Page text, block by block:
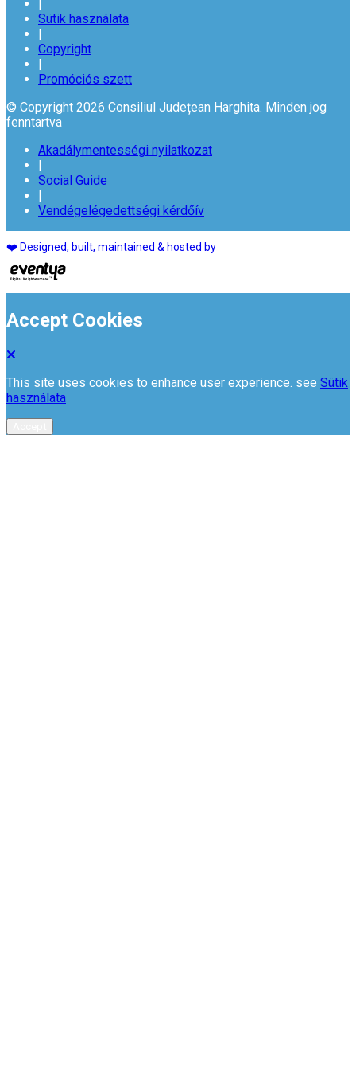
Sütik használata
Copyright
Promóciós szett
© Copyright 2026 Consiliul Județean Harghita. Minden jog
fenntartva
Akadálymentességi nyilatkozat
Social Guide
Vendégelégedettségi kérdőív
❤️ Designed, built, maintained & hosted by
Accept Cookies
This site uses cookies to enhance user experience. see Sütik
használata